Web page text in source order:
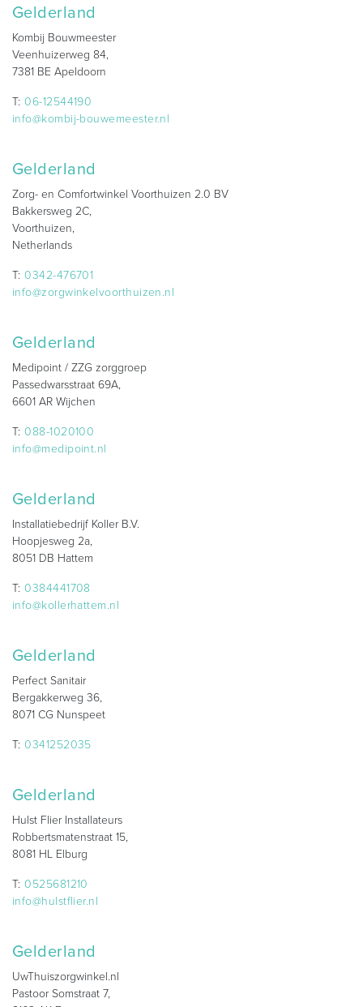
Gelderland
Kombij Bouwmeester
Veenhuizerweg 84,
7381 BE Apeldoorn
T:06-12544190
info@kombij-bouwemeester.nl
Gelderland
Zorg- en Comfortwinkel Voorthuizen 2.0 BV
Bakkersweg 2C,
Voorthuizen,
Netherlands
T:0342-476701
info@zorgwinkelvoorthuizen.nl
Gelderland
Medipoint / ZZG zorggroep
Passedwarsstraat 69A,
6601 AR Wijchen
T:088-1020100
info@medipoint.nl
Gelderland
Installatiebedrijf Koller B.V.
Hoopjesweg 2a,
8051 DB Hattem
T:0384441708
info@kollerhattem.nl
Gelderland
Perfect Sanitair
Bergakkerweg 36,
8071 CG Nunspeet
T:0341252035
Gelderland
Hulst Flier Installateurs
Robbertsmatenstraat 15,
8081 HL Elburg
T:0525681210
info@hulstflier.nl
Gelderland
UwThuiszorgwinkel.nl
Pastoor Somstraat 7,